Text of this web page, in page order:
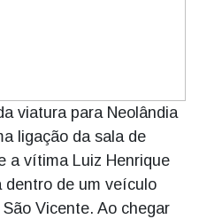
viatura para Neolândia
ligação da sala de
a vítima Luiz Henrique
dentro de um veículo
Vicente. Ao chegar